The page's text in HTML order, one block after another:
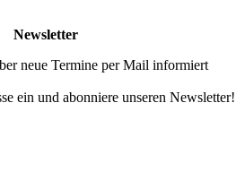
Newsletter
neue Termine per Mail informiert
ein und abonniere unseren Newsletter!